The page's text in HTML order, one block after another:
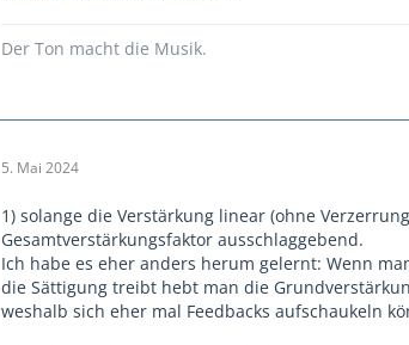
Der Ton macht die Musik.
5. Mai 2024
1) solange die Verstärkung linear (ohne
Gesamtverstärkungsfaktor ausschlaggebend.
Ich habe es eher anders herum gelernt: Wenn
die Sättigung treibt hebt man die
weshalb sich eher mal Feedbacks aufschaukeln